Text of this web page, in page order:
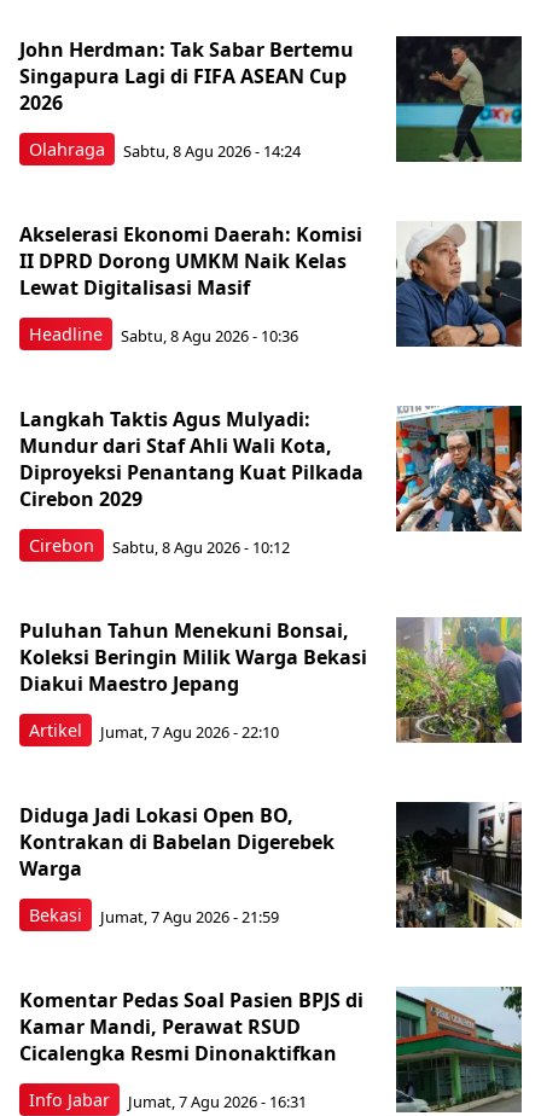
Olahraga
John Herdman: Tak Sabar Bertemu
Singapura Lagi di FIFA ASEAN Cup
2026
Sabtu, 8 Agu 2026 - 14:24
Headline
Akselerasi Ekonomi Daerah: Komisi
II DPRD Dorong UMKM Naik Kelas
Lewat Digitalisasi Masif
Sabtu, 8 Agu 2026 - 10:36
Cirebon
Langkah Taktis Agus Mulyadi:
Mundur dari Staf Ahli Wali Kota,
Diproyeksi Penantang Kuat Pilkada
Cirebon 2029
Sabtu, 8 Agu 2026 - 10:12
Artikel
Puluhan Tahun Menekuni Bonsai,
Koleksi Beringin Milik Warga Bekasi
Diakui Maestro Jepang
Jumat, 7 Agu 2026 - 22:10
Bekasi
Diduga Jadi Lokasi Open BO,
Kontrakan di Babelan Digerebek
Warga
Jumat, 7 Agu 2026 - 21:59
Info Jabar
Komentar Pedas Soal Pasien BPJS di
Kamar Mandi, Perawat RSUD
Cicalengka Resmi Dinonaktifkan
Jumat, 7 Agu 2026 - 16:31